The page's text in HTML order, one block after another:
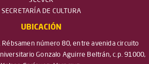
SECRETARÍA DE CULTURA
UBICACIÓN
Rébsamen número 80, entre avenida circuito
Gonzalo Aguirre Beltrán, c.p. 91000,